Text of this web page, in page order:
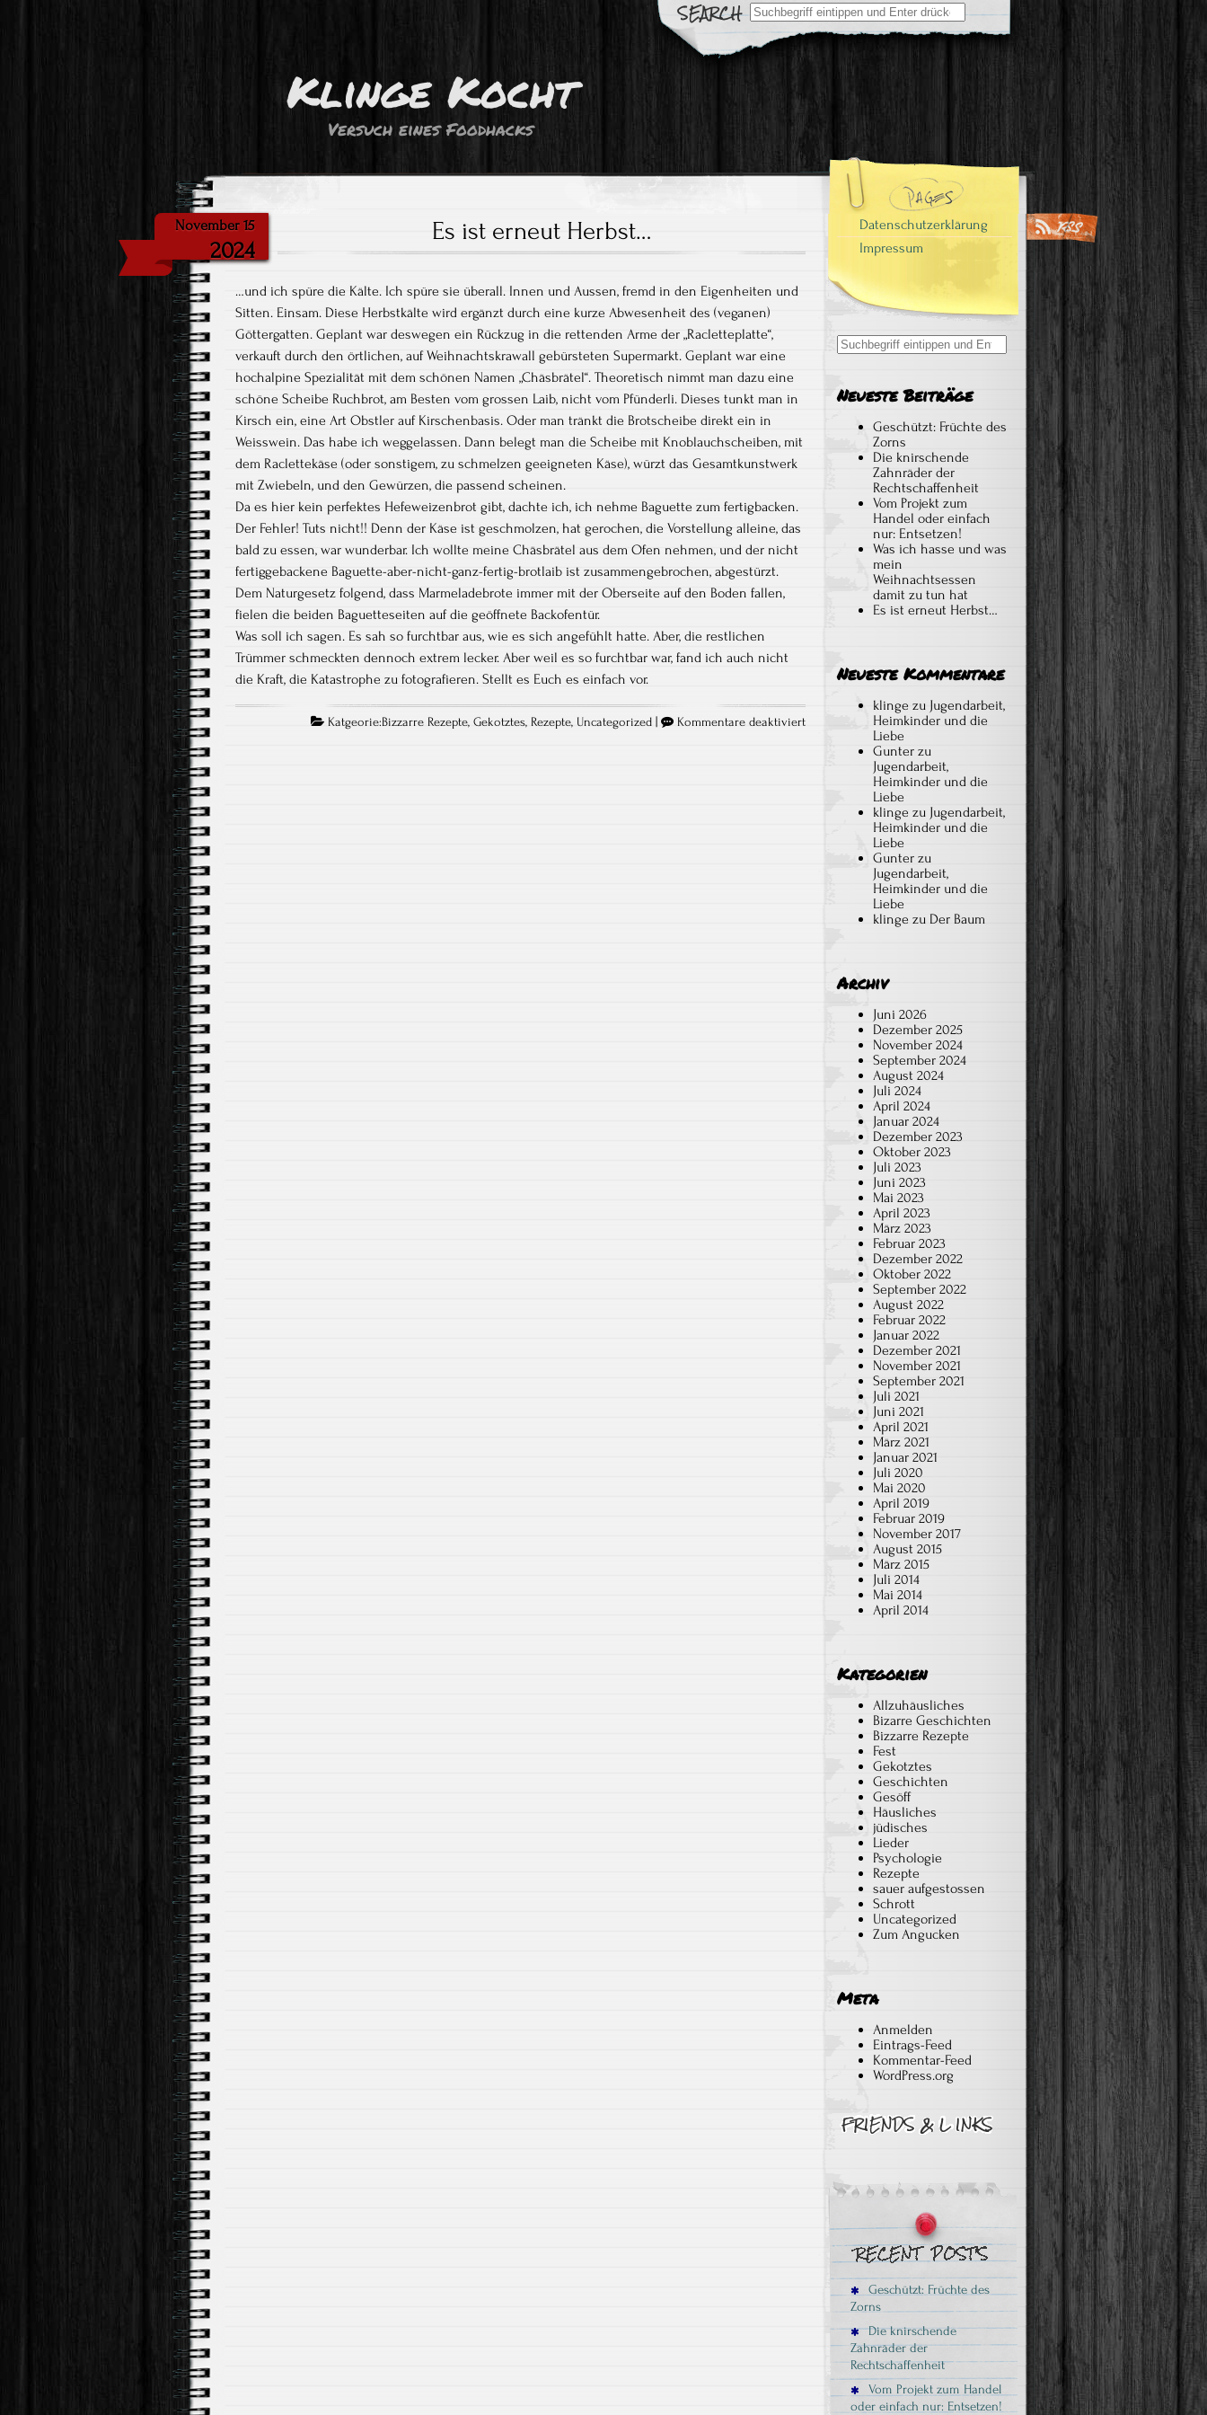
Search
for:
Klinge Kocht
Versuch eines Foodhacks
November 15
2024
Es ist erneut Herbst…
…und ich spüre die Kälte. Ich spüre sie überall. Innen und Aussen, fremd in den Eigenheiten und
Sitten. Einsam. Diese Herbstkälte wird ergänzt durch eine kurze Abwesenheit des (veganen)
Göttergatten. Geplant war deswegen ein Rückzug in die rettenden Arme der „Racletteplatte“,
verkauft durch den örtlichen, auf Weihnachtskrawall gebürsteten Supermarkt. Geplant war eine
hochalpine Spezialität mit dem schönen Namen „Chäsbrätel“. Theoretisch nimmt man dazu eine
schöne Scheibe Ruchbrot, am Besten vom grossen Laib, nicht vom Pfünderli. Dieses tunkt man in
Kirsch ein, eine Art Obstler auf Kirschenbasis. Oder man tränkt die Brotscheibe direkt ein in
Weisswein. Das habe ich weggelassen. Dann belegt man die Scheibe mit Knoblauchscheiben, mit
dem Raclettekäse (oder sonstigem, zu schmelzen geeigneten Käse), würzt das Gesamtkunstwerk
mit Zwiebeln, und den Gewürzen, die passend scheinen.
Da es hier kein perfektes Hefeweizenbrot gibt, dachte ich, ich nehme Baguette zum fertigbacken.
Der Fehler! Tuts nicht!! Denn der Käse ist geschmolzen, hat gerochen, die Vorstellung alleine, das
bald zu essen, war wunderbar. Ich wollte meine Chäsbrätel aus dem Ofen nehmen, und der nicht
fertiggebackene Baguette-aber-nicht-ganz-fertig-brotlaib ist zusammengebrochen, abgestürzt.
Dem Naturgesetz folgend, dass Marmeladebrote immer mit der Oberseite auf den Boden fallen,
fielen die beiden Baguetteseiten auf die geöffnete Backofentür.
Was soll ich sagen. Es sah so furchtbar aus, wie es sich angefühlt hatte. Aber, die restlichen
Trümmer schmeckten dennoch extrem lecker. Aber weil es so furchtbar war, fand ich auch nicht
die Kraft, die Katastrophe zu fotografieren. Stellt es Euch es einfach vor.
Katgeorie:Bizzarre Rezepte,Gekotztes,Rezepte, Uncategorized | Kommentare deaktiviertfür
Datenschutzerklärung
Impressum
Search
for:
Neueste Beiträge
Geschützt: Früchte des
Zorns
Die knirschende
Zahnräder der
Rechtschaffenheit
Vom Projekt zum
Handel oder einfach
nur: Entsetzen!
Was ich hasse und was
mein
Weihnachtsessen
damit zu tun hat
Es ist erneut Herbst…
Neueste Kommentare
klinge zu Jugendarbeit,
Heimkinder und die
Liebe
Gunter zu
Jugendarbeit,
Heimkinder und die
Liebe
klinge zu Jugendarbeit,
Heimkinder und die
Liebe
Gunter zu
Jugendarbeit,
Heimkinder und die
Liebe
klinge zu Der Baum
Archiv
Juni 2026
Dezember 2025
November 2024
September 2024
August 2024
Juli 2024
April 2024
Januar 2024
Dezember 2023
Oktober 2023
Juli 2023
Juni 2023
Mai 2023
April 2023
März 2023
Februar 2023
Dezember 2022
Oktober 2022
September 2022
August 2022
Februar 2022
Januar 2022
Dezember 2021
November 2021
September 2021
Juli 2021
Juni 2021
April 2021
März 2021
Januar 2021
Juli 2020
Mai 2020
April 2019
Februar 2019
November 2017
August 2015
März 2015
Juli 2014
Mai 2014
April 2014
Kategorien
Allzuhäusliches
Bizarre Geschichten
Bizzarre Rezepte
Fest
Gekotztes
Geschichten
Gesöff
Häusliches
jüdisches
Lieder
Psychologie
Rezepte
sauer aufgestossen
Schrott
Uncategorized
Zum Angucken
Meta
Anmelden
Eintrags-Feed
Kommentar-Feed
WordPress.org
Geschützt: Früchte des
Zorns
Die knirschende
Zahnräder der
Rechtschaffenheit
Vom Projekt zum Handel
oder einfach nur: Entsetzen!